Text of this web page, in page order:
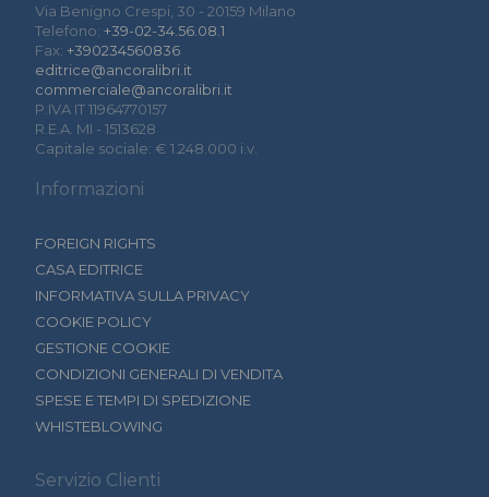
Via Benigno Crespi, 30 - 20159 Milano
Telefono: +39-02-34.56.08.1
Fax: +390234560836
editrice@ancoralibri.it
commerciale@ancoralibri.it
P.IVA IT 11964770157
R.E.A. MI - 1513628
Capitale sociale: € 1.248.000 i.v.
Informazioni
FOREIGN RIGHTS
CASA EDITRICE
INFORMATIVA SULLA PRIVACY
COOKIE POLICY
GESTIONE COOKIE
CONDIZIONI GENERALI DI VENDITA
SPESE E TEMPI DI SPEDIZIONE
WHISTEBLOWING
Servizio Clienti